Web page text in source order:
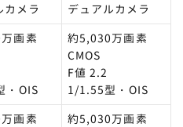
カメラ デュアルカメラ
画素
・OIS
約5,030万画素
CMOS
F値 2.2
1/1.55型・OIS
画素
約5,030万画素